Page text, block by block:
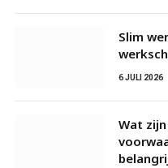
Slim
6 JULI 2026
Wat